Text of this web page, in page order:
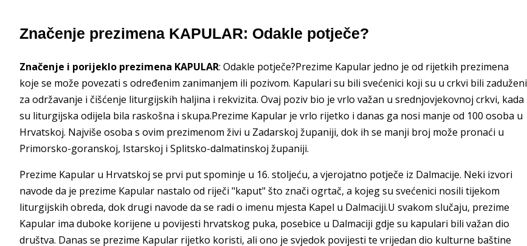
Značenje prezimena KAPULAR: Odakle potječe?
Značenje i porijeklo prezimena KAPULAR: Odakle potječe?Prezime Kapular jedno je od rijetkih prezimena
koje se može povezati s određenim zanimanjem ili pozivom. Kapulari su bili svećenici koji su u crkvi bili zaduženi
za održavanje i čišćenje liturgijskih haljina i rekvizita. Ovaj poziv bio je vrlo važan u srednjovjekovnoj crkvi, kada
su liturgijska odijela bila raskošna i skupa.Prezime Kapular je vrlo rijetko i danas ga nosi manje od 100 osoba u
Hrvatskoj. Najviše osoba s ovim prezimenom živi u Zadarskoj županiji, dok ih se manji broj može pronaći u
Primorsko-goranskoj, Istarskoj i Splitsko-dalmatinskoj županiji.
Prezime Kapular u Hrvatskoj se prvi put spominje u 16. stoljeću, a vjerojatno potječe iz Dalmacije. Neki izvori
navode da je prezime Kapular nastalo od riječi "kaput" što znači ogrtač, a kojeg su svećenici nosili tijekom
liturgijskih obreda, dok drugi navode da se radi o imenu mjesta Kapel u Dalmaciji.U svakom slučaju, prezime
Kapular ima duboke korijene u povijesti hrvatskog puka, posebice u Dalmaciji gdje su kapulari bili važan dio
društva. Danas se prezime Kapular rijetko koristi, ali ono je svjedok povijesti te vrijedan dio kulturne baštine